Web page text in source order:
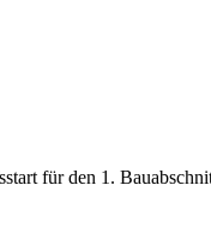
für den 1.